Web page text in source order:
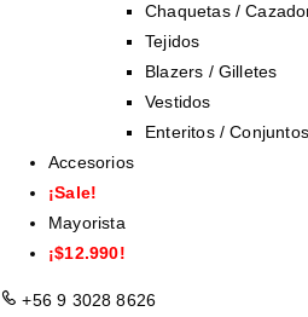
Chaquetas /
Tejidos
Blazers / Gilletes
Vestidos
Enteritos / Conjuntos
Accesorios
¡Sale!
Mayorista
¡$12.990!
+56 9 3028 8626